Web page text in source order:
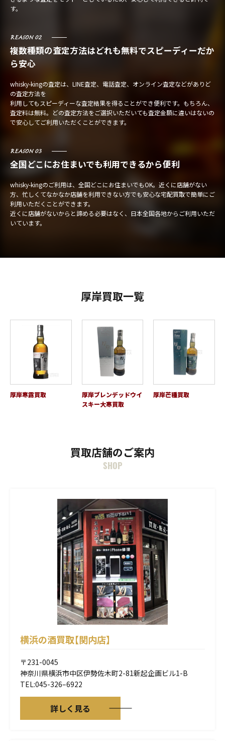
す。
REASON 02
複数種類の査定方法はどれも無料でスピーディーだか
ら安心
whisky-kingの査定は、LINE査定、電話査定、オンライン査定などがありど
の査定方法を
利用してもスピーディーな査定結果を得ることができ便利です。もちろん、
査定料は無料。どの査定方法をご選択いただいても査定金額に違いはないの
で安心してご利用いただくことができます。
REASON 03
全国どこにお住まいでも利用できるから便利
whisky-kingのご利用は、全国どこにお住まいでもOK。近くに店舗がない
方、忙しくてなかなか店舗を利用できない方でも安心な宅配買取で簡単にご
利用いただくことができます。
近くに店舗がないからと諦める必要はなく、日本全国各地からご利用いただ
いています。
厚岸買取一覧
厚岸寒露買取
厚岸ブレンデッドウイ
スキー大寒買取
厚岸芒種買取
買取店舗のご案内
SHOP
横浜の酒買取【関内店】
〒231-0045
神奈川県横浜市中区伊勢佐木町2-81新起企画ビル1-B
TEL:045-326–6922
詳しく見る